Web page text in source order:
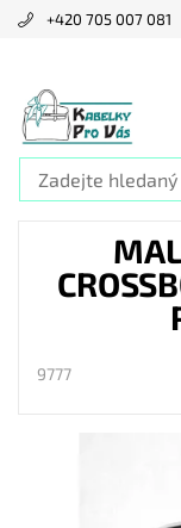
+420 705 007 081
9777